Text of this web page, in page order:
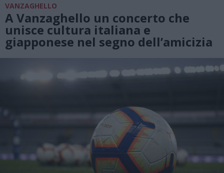
VANZAGHELLO
A Vanzaghello un concerto che
unisce cultura italiana e
giapponese nel segno dell’amicizia